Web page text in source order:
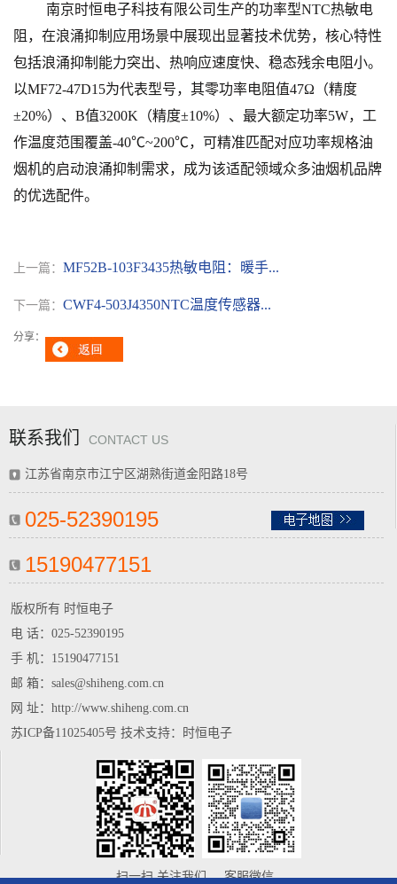
南京时恒电子科技有限公司生产的功率型NTC热敏电
阻，在浪涌抑制应用场景中展现出显著技术优势，核心特性
包括浪涌抑制能力突出、热响应速度快、稳态残余电阻小。
以MF72-47D15为代表型号，其零功率电阻值47Ω（精度
±20%）、B值3200K（精度±10%）、最大额定功率5W，工
作温度范围覆盖-40℃~200℃， 可精准匹配对应功率规格油
烟机的启动浪涌抑制需求，成为该适配领域众多油烟机品牌
的优选配件。
上一篇： MF52B-103F3435热敏电阻：暖手...
下一篇： CWF4-503J4350NTC温度传感器...
分享：
联系我们 CONTACT US
江苏省南京市江宁区湖熟街道金阳路18号
025-52390195
15190477151
版权所有 时恒电子
电 话： 025-52390195
手 机： 15190477151
邮 箱：sales@shiheng.com.cn
网 址：http://www.shiheng.com.cn
苏ICP备11025405号 技术支持： 时恒电子
扫一扫 关注我们 客服微信